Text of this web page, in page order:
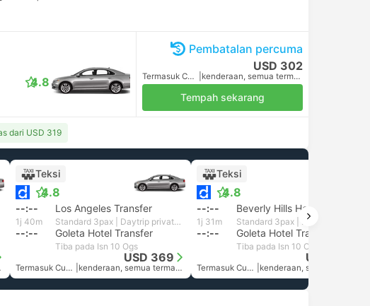
4.8
Pembatalan percuma
USD 302
Termasuk Cukai kenderaan, semua termasuk
Tempah sekarang
dari USD 319
Teksi
4.8
--:-- Los Angeles Transfer
1j 40m Standard 3pax | Daytrip private transfer with English speaking driver
--:-- Goleta Hotel Transfer
Tiba pada Isn 10 Ogs
USD 369
Termasuk Cukai kenderaan, semua termasuk
Teksi
4.8
--:--
1j 31m
--:-- Goleta Hotel Transfer
Tiba pada Isn 10 Ogs
USD 302
Termasuk Cukai